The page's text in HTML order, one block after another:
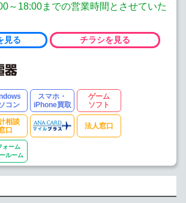
～18:00までの営業時間とさせていた
見る チラシを見る
コン
スマホ・
iPhone買取
ゲーム
ソフト
相談
口
法人窓口
ォーム
ルーム